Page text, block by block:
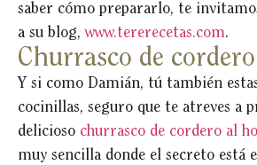
saber cómo prepararlo, te
a su blog,www.tererecetas.com.
Churrasco de
Y si como Damián, tú también
cocinillas, seguro que te atreves a
delicioso churrasco de cordero al
muy sencilla donde el secreto está